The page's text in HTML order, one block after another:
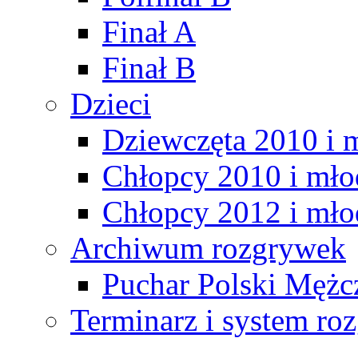
Finał A
Finał B
Dzieci
Dziewczęta 2010 i
Chłopcy 2010 i
Chłopcy 2012 i
Archiwum rozgrywek
Puchar Polski
Terminarz i system